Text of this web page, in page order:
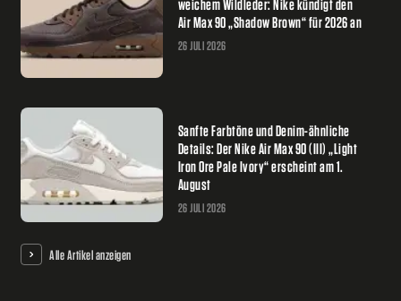
weichem Wildleder: Nike kündigt den
Air Max 90 „Shadow Brown“ für 2026 an
26 JULI 2026
Sanfte Farbtöne und Denim-ähnliche
Details: Der Nike Air Max 90 (III) „Light
Iron Ore Pale Ivory“ erscheint am 1.
August
26 JULI 2026
Alle Artikel anzeigen